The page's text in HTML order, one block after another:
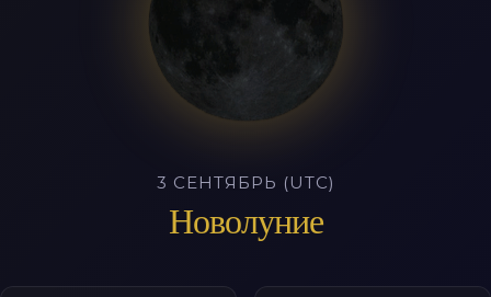
3 СЕНТЯБРЬ (UTC)
Новолуние